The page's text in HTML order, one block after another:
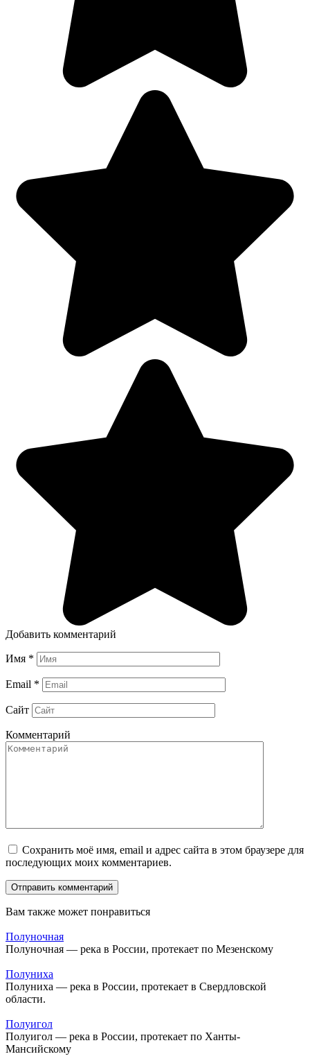
Добавить комментарий
Имя *
Email *
Сайт
Комментарий
Сохранить моё имя, email и адрес сайта в этом браузере для
последующих моих комментариев.
Вам также может понравиться
Полуночная
Полуночная — река в России, протекает по Мезенскому
Полуниха
Полуниха — река в России, протекает в Свердловской
области.
Полуигол
Полуигол — река в России, протекает по Ханты-
Мансийскому